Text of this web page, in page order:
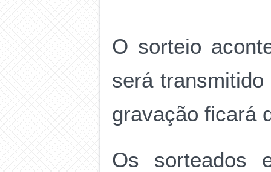
O sorteio
será
gravação ficará
Os sorteados